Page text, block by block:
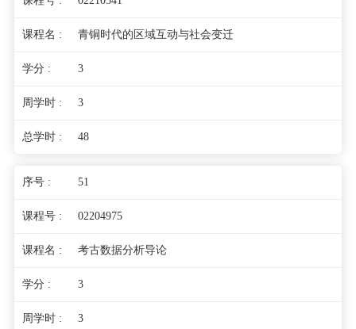
青铜时代的区域互动与社会变迁
3
3
48
51
02204975
考古数据分析导论
3
3